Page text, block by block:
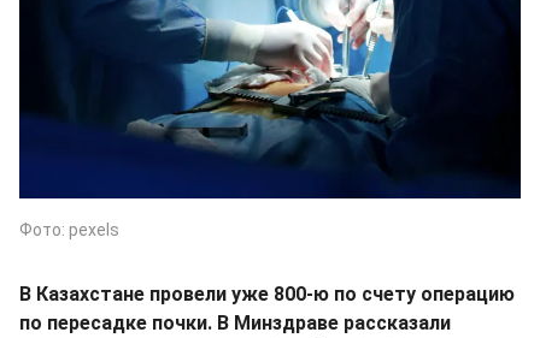
Фото: pexels
В Казахстане провели уже 800-ю по счету операцию
по пересадке почки. В Минздраве рассказали